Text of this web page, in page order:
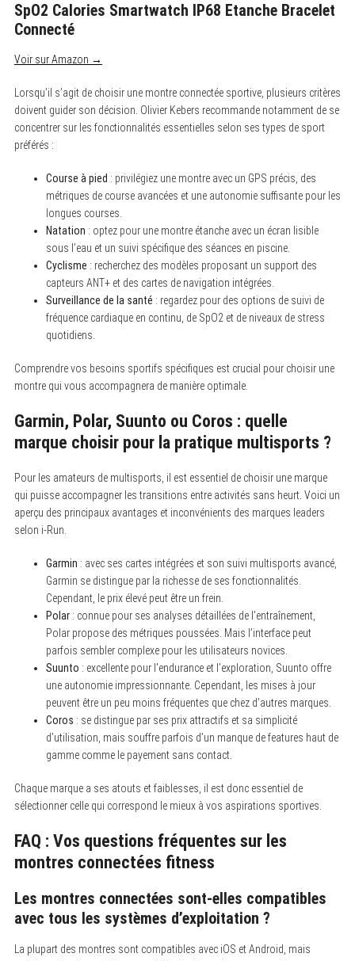
SpO2 Calories Smartwatch IP68 Etanche Bracelet
Connecté
Voir sur Amazon →
Lorsqu’il s’agit de choisir une montre connectée sportive, plusieurs critères
doivent guider son décision. Olivier Kebers recommande notamment de se
concentrer sur les fonctionnalités essentielles selon ses types de sport
préférés :
Course à pied : privilégiez une montre avec un GPS précis, des
métriques de course avancées et une autonomie suffisante pour les
longues courses.
Natation : optez pour une montre étanche avec un écran lisible
sous l’eau et un suivi spécifique des séances en piscine.
Cyclisme : recherchez des modèles proposant un support des
capteurs ANT+ et des cartes de navigation intégrées.
Surveillance de la santé : regardez pour des options de suivi de
fréquence cardiaque en continu, de SpO2 et de niveaux de stress
quotidiens.
Comprendre vos besoins sportifs spécifiques est crucial pour choisir une
montre qui vous accompagnera de manière optimale.
Garmin, Polar, Suunto ou Coros : quelle
marque choisir pour la pratique multisports ?
Pour les amateurs de multisports, il est essentiel de choisir une marque
qui puisse accompagner les transitions entre activités sans heurt. Voici un
aperçu des principaux avantages et inconvénients des marques leaders
selon i-Run.
Garmin : avec ses cartes intégrées et son suivi multisports avancé,
Garmin se distingue par la richesse de ses fonctionnalités.
Cependant, le prix élevé peut être un frein.
Polar: connue pour ses analyses détaillées de l’entraînement,
Polar propose des métriques poussées. Mais l’interface peut
parfois sembler complexe pour les utilisateurs novices.
Suunto : excellente pour l’endurance et l’exploration, Suunto offre
une autonomie impressionnante. Cependant, les mises à jour
peuvent être un peu moins fréquentes que chez d’autres marques.
Coros : se distingue par ses prix attractifs et sa simplicité
d’utilisation, mais souffre parfois d’un manque de features haut de
gamme comme le payement sans contact.
Chaque marque a ses atouts et faiblesses, il est donc essentiel de
sélectionner celle qui correspond le mieux à vos aspirations sportives.
FAQ : Vos questions fréquentes sur les
montres connectées fitness
Les montres connectées sont-elles compatibles
avec tous les systèmes d’exploitation ?
La plupart des montres sont compatibles avec iOS et Android, mais